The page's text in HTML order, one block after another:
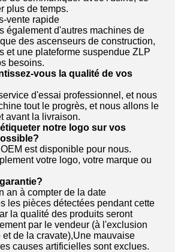
plus de temps.
vente rapide
également d'autres machines de
des ascenseurs de construction,
et une plateforme suspendue ZLP
besoins.
vous la qualité de vos
d'essai professionnel, et nous
tout le progrès, et nous allons le
avant la livraison.
notre logo sur vos
est disponible pour nous.
votre logo, votre marque ou
an à compter de la date
les pièces détectées pendant cette
la qualité des produits seront
par le vendeur (à l'exclusion
de la cravate),Une mauvaise
causes artificielles sont exclues.